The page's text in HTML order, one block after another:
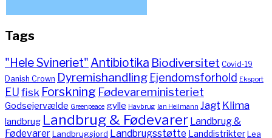
Tags
"Hele Svineriet" Antibiotika Biodiversitet Covid-19
Danish Crown Dyremishandling Ejendomsforhold Eksport
EUfisk Forskning Fødevareministeriet
Godsejervælde Greenpeace gylle Havbrug Ian Heilmann Jagt Klima
landbrug Landbrug & Fødevarer Landbrug &
FødevarerLandbrugsjord Landbrugsstøtte LanddistrikterLea